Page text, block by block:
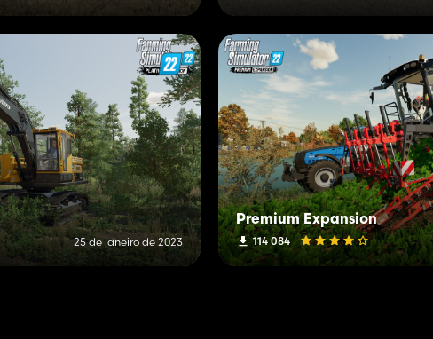
25 de janeiro de 2023
Premium Expansion
114 084